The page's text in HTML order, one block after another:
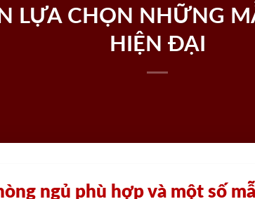
LỰA CHỌN NHỮNG
HIỆN ĐẠI
ngủ phù hợp và một số